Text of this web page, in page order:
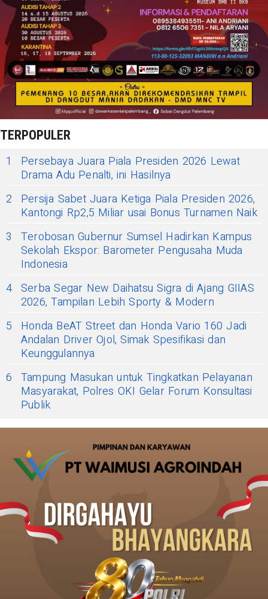
TERPOPULER
1
Persebaya Juara Piala Presiden 2026 Lewat
Drama Adu Penalti, ini Hasilnya
2
Persija Sabet Juara Ketiga Piala Presiden 2026,
Kantongi Rp2,5 Miliar usai Bonus Turnamen Naik
3
Terobosan Gubernur Sumsel Hadirkan Kampus
Sekolah Ekspor: Barometer Pengusaha Muda
Indonesia
4 Serba Segar New Daihatsu Sigra di Ajang GIIAS
2026, Tampilan Lebih Sporty & Modern
5
Honda BeAT Street dan Honda Vario 160 Jadi
Andalan Driver Ojol, Simak Spesifikasi dan
Keunggulannya
6 Tampung Masukan untuk Tingkatkan Pelayanan
Masyarakat, Polres OKI Gelar Forum Konsultasi
Publik